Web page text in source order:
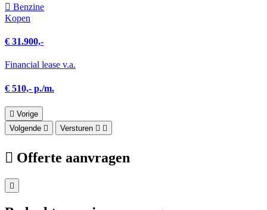
Benzine
Kopen
€ 31.900,-
Financial lease v.a.
€ 510,- p./m.
Vorige
Volgende
Versturen
Offerte aanvragen